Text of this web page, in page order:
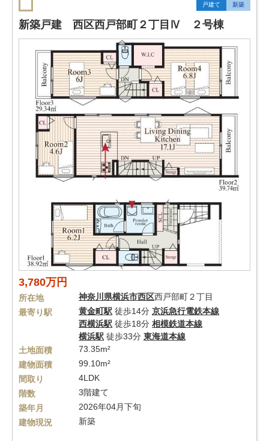
戸建て 新築
新築戸建 西区西戸部町２丁目Ⅳ ２号棟
3,780万円
所在地 神奈川県横浜市西区西戸部町２丁目
最寄り駅
黄金町駅 徒歩14分 京浜急行電鉄本線
西横浜駅 徒歩18分 相模鉄道本線
横浜駅 徒歩33分 東海道本線
土地面積
73.35m²
建物面積
99.10m²
間取り
4LDK
階数
3階建て
築年月
2026年04月下旬
建物現況
新築